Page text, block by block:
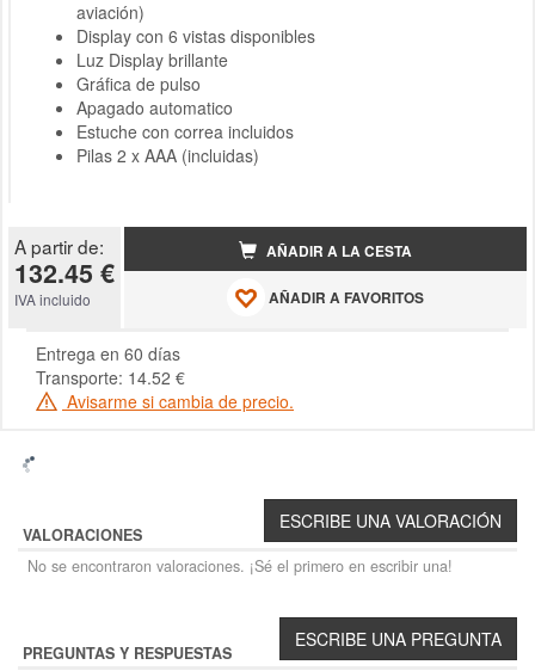
aviación)
Display con 6 vistas disponibles
Luz Display brillante
Gráfica de pulso
Apagado automatico
Estuche con correa incluidos
Pilas 2 x AAA (incluidas)
A partir de:
132.45 €
IVA incluido
AÑADIR A LA CESTA
AÑADIR A FAVORITOS
Entrega en 60 días
Transporte: 14.52 €
Avisarme si cambia de precio.
VALORACIONES
No se encontraron valoraciones. ¡Sé el primero en escribir una!
PREGUNTAS Y RESPUESTAS